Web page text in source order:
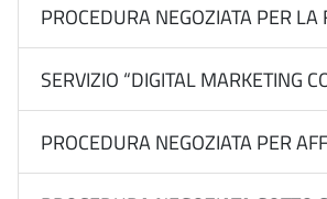
PROCEDURA NEGOZIATA PER
SERVIZIO “DIGITAL MARKETING
PROCEDURA NEGOZIATA PER